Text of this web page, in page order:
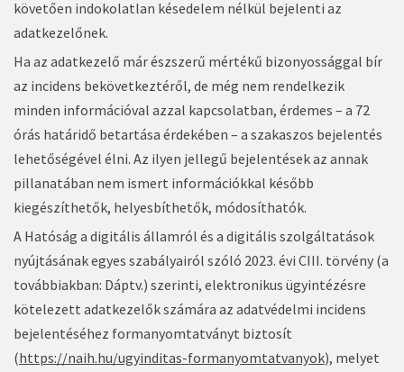
követően indokolatlan késedelem nélkül bejelenti az
adatkezelőnek.
Ha az adatkezelő már észszerű mértékű bizonyossággal bír
az incidens bekövetkeztéről, de még nem rendelkezik
minden információval azzal kapcsolatban, érdemes – a 72
órás határidő betartása érdekében – a szakaszos bejelentés
lehetőségével élni. Az ilyen jellegű bejelentések az annak
pillanatában nem ismert információkkal később
kiegészíthetők, helyesbíthetők, módosíthatók.
A Hatóság a digitális államról és a digitális szolgáltatások
nyújtásának egyes szabályairól szóló 2023. évi CIII. törvény (a
továbbiakban: Dáptv.) szerinti, elektronikus ügyintézésre
kötelezett adatkezelők számára az adatvédelmi incidens
bejelentéséhez formanyomtatványt biztosít
(https://naih.hu/ugyinditas-formanyomtatvanyok), melyet